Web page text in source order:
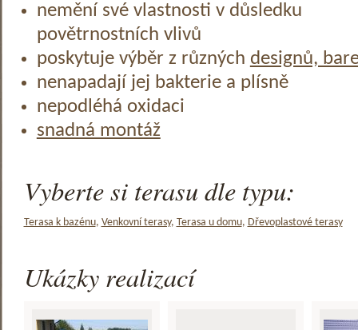
nemění své vlastnosti v důsledku
povětrnostních vlivů
poskytuje výběr z různých designů,
nenapadají jej bakterie a plísně
nepodléhá oxidaci
snadná montáž
Vyberte si terasu dle typu:
Terasa k bazénu, Venkovní terasy, Terasa u domu, Dřevoplastové terasy
Ukázky realizací